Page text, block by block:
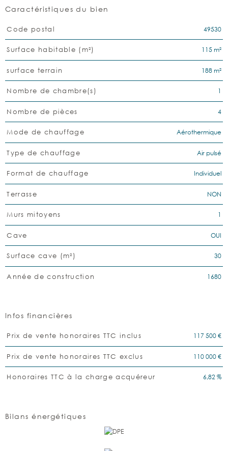
Caractéristiques du bien
Caractéristiques
Code postal 49530
Surface habitable (m²) 115 m²
surface terrain 188 m²
Nombre de chambre(s) 1
Nombre de pièces 4
Mode de chauffage Aérothermique
Type de chauffage Air pulsé
Format de chauffage Individuel
Terrasse NON
Murs mitoyens 1
Cave OUI
Surface cave (m²) 30
Année de construction 1680
Infos financières
Caractéristiques Valeurs
Prix de vente honoraires TTC inclus 117 500 €
Prix de vente honoraires TTC exclus 110 000 €
Honoraires TTC à la charge acquéreur 6,82 %
Bilans énergétiques